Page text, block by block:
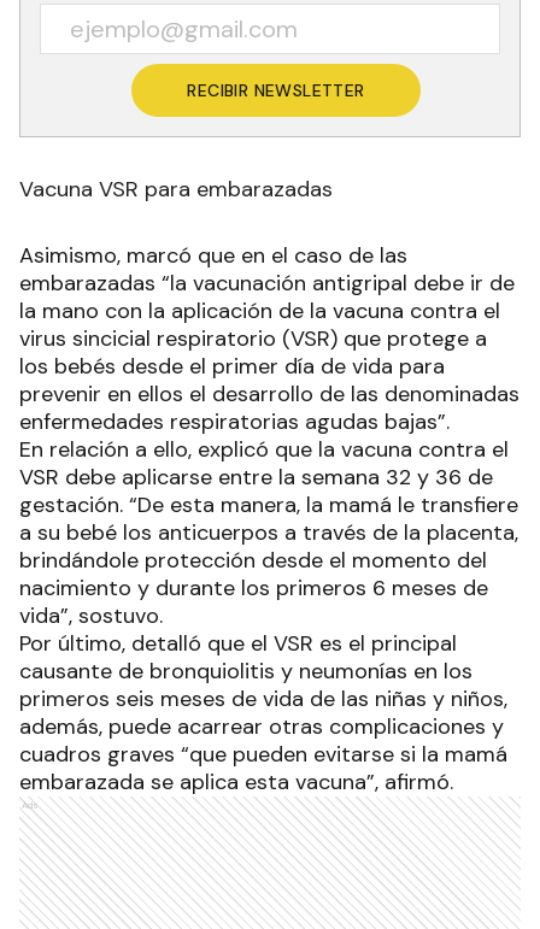
RECIBIR NEWSLETTER
Vacuna VSR para embarazadas
Asimismo, marcó que en el caso de las
embarazadas “la vacunación antigripal debe ir de
la mano con la aplicación de la vacuna contra el
virus sincicial respiratorio (VSR) que protege a
los bebés desde el primer día de vida para
prevenir en ellos el desarrollo de las denominadas
enfermedades respiratorias agudas bajas”.
En relación a ello, explicó que la vacuna contra el
VSR debe aplicarse entre la semana 32 y 36 de
gestación. “De esta manera, la mamá le transfiere
a su bebé los anticuerpos a través de la placenta,
brindándole protección desde el momento del
nacimiento y durante los primeros 6 meses de
vida”, sostuvo.
Por último, detalló que el VSR es el principal
causante de bronquiolitis y neumonías en los
primeros seis meses de vida de las niñas y niños,
además, puede acarrear otras complicaciones y
cuadros graves “que pueden evitarse si la mamá
embarazada se aplica esta vacuna”, afirmó.
Ads